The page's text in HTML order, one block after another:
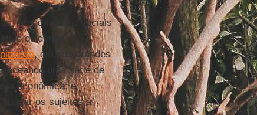
econômicas e sociais
ocidental
, em que grandes
uma série de
econômica; e
os sujeitos à